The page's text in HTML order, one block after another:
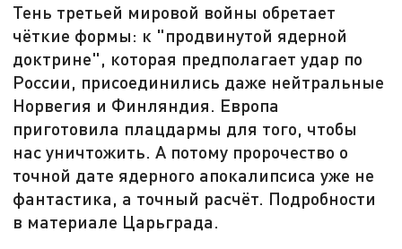
Тень третьей мировой войны обретает
чёткие формы: к "продвинутой ядерной
доктрине", которая предполагает удар по
России, присоединились даже нейтральные
Норвегия и Финляндия. Европа
приготовила плацдармы для того, чтобы
нас уничтожить. А потому пророчество о
точной дате ядерного апокалипсиса уже не
фантастика, а точный расчёт. Подробности
в материале Царьграда.